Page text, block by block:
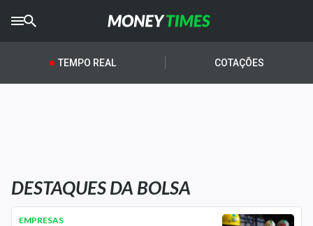
CRYPTOTIMES
AGROTIMES
Newsletters
Money Trader
TEMPO REAL COTAÇÕES
DESTAQUES DA BOLSA
EMPRESAS